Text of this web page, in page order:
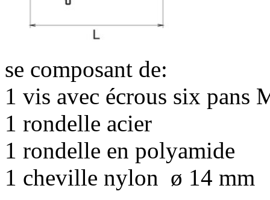
se composant de:
1 vis avec écrous six pans
1 rondelle acier
1 rondelle en polyamide
1 cheville nylon ø 14 mm